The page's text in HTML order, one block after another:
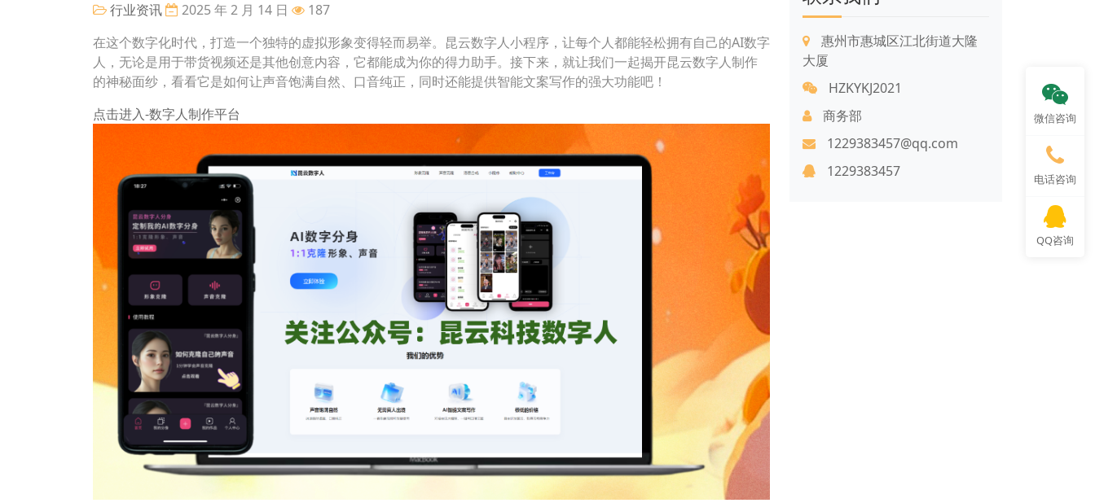
行业资讯 2025 年 2 月 14 日
187
在这个数字化时代，打造一个独特的虚拟形象变得轻而易举。昆云数字人小程序，让每个人都能轻松拥有自己的AI数字
人，无论是用于带货视频还是其他创意内容，它都能成为你的得力助手。接下来，就让我们一起揭开昆云数字人制作
的神秘面纱，看看它是如何让声音饱满自然、口音纯正，同时还能提供智能文案写作的强大功能吧！
点击进入-数字人制作平台
惠州市惠城区江北街道大隆
大厦
HZKYKJ2021
商务部
1229383457@qq.com
1229383457
微信咨询
电话咨询
QQ咨询